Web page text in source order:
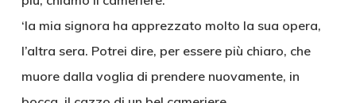
‘la mia signora ha apprezzato molto la sua opera,
l’altra sera. Potrei dire, per essere più chiaro, che
muore dalla voglia di prendere nuovamente, in